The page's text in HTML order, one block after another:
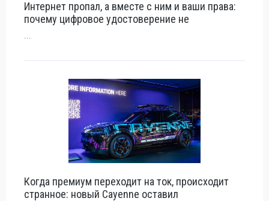
Интернет пропал, а вместе с ним и ваши права:
почему цифровое удостоверение не
Когда премиум переходит на ток, происходит
странное: новый Cayenne оставил